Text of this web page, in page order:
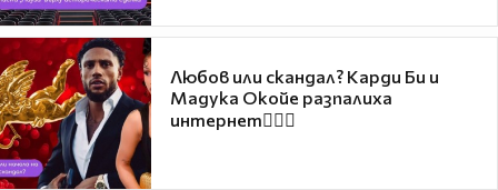
Любов или скандал? Карди Би и
Мадука Окойе разпалиха
интернет❤️‍🔥🔥